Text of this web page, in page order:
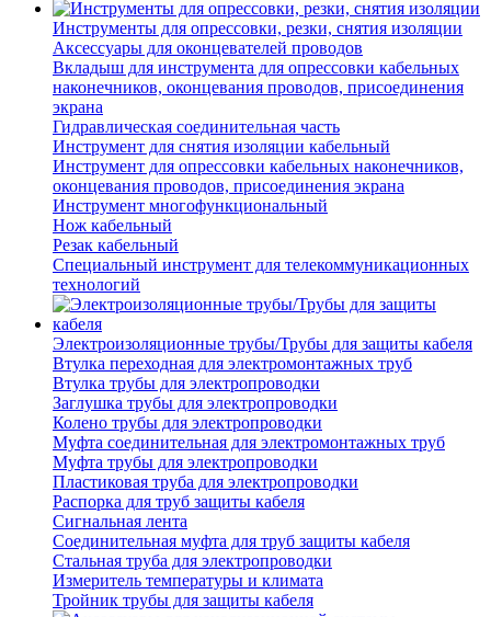
Инструменты для опрессовки, резки, снятия изоляции
Аксессуары для оконцевателей проводов
Вкладыш для инструмента для опрессовки кабельных
наконечников, оконцевания проводов, присоединения
экрана
Гидравлическая соединительная часть
Инструмент для снятия изоляции кабельный
Инструмент для опрессовки кабельных наконечников,
оконцевания проводов, присоединения экрана
Инструмент многофункциональный
Нож кабельный
Резак кабельный
Специальный инструмент для телекоммуникационных
технологий
Электроизоляционные трубы/Трубы для защиты кабеля
Втулка переходная для электромонтажных труб
Втулка трубы для электропроводки
Заглушка трубы для электропроводки
Колено трубы для электропроводки
Муфта соединительная для электромонтажных труб
Муфта трубы для электропроводки
Пластиковая труба для электропроводки
Распорка для труб защиты кабеля
Сигнальная лента
Соединительная муфта для труб защиты кабеля
Стальная труба для электропроводки
Измеритель температуры и климата
Тройник трубы для защиты кабеля